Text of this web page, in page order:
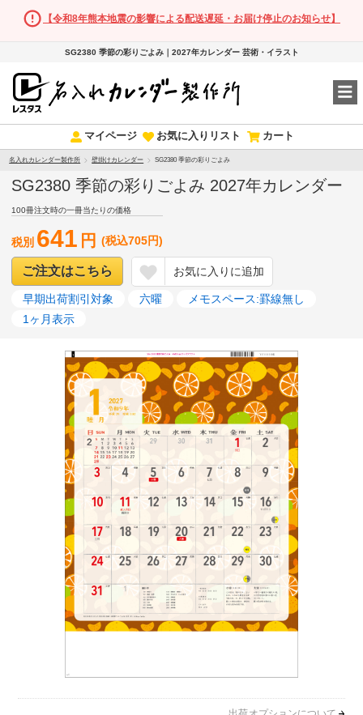
【令和8年熊本地震の影響による配送遅延・お届け停止のお知らせ】
SG2380 季節の彩りごよみ｜2027年カレンダー 芸術・イラスト
マイページ お気に入りリスト カート
名入れカレンダー製作所 壁掛けカレンダー SG2380 季節の彩りごよみ
SG2380 季節の彩りごよみ 2027年カレンダー
100冊注文時の一冊当たりの価格
税別 641 円 (税込705円)
ご注文はこちら お気に入りに追加
早期出荷割引対象 六曜
メモスペース:罫線無し
1ヶ月表示